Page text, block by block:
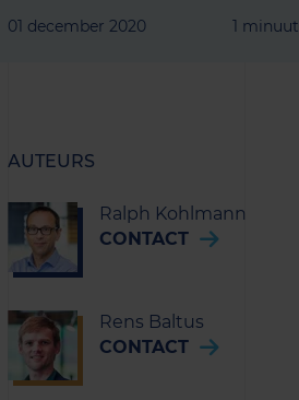
01 december 2020 1 minuut
AUTEURS
Ralph Kohlmann
CONTACT
Rens Baltus
CONTACT